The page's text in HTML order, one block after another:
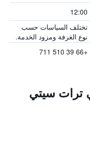
12:00
تختلف السياسات حسب
نوع الغرفة ومزود الخدمة.
+66 39 510 711
ترات سيتي